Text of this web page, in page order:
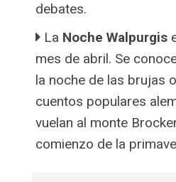
debates.
La Noche Walpurgis
mes de abril. Se
la noche de las brujas
cuentos populares
vuelan al monte
comienzo de la